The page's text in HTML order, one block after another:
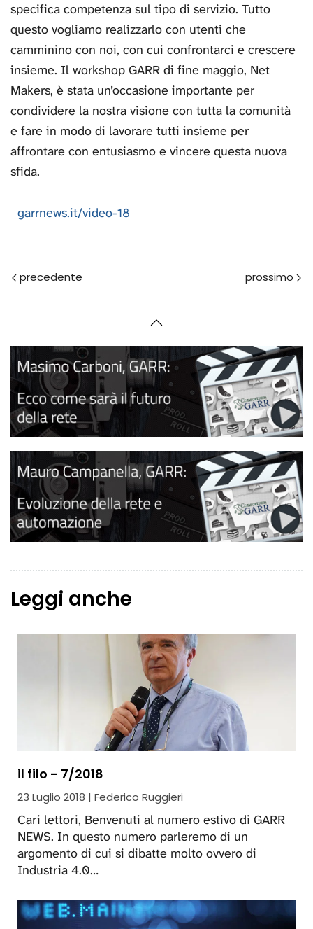
specifica competenza sul tipo di servizio. Tutto
questo vogliamo realizzarlo con utenti che
camminino con noi, con cui confrontarci e crescere
insieme. Il workshop GARR di fine maggio, Net
Makers, è stata un’occasione importante per
condividere la nostra visione con tutta la comunità
e fare in modo di lavorare tutti insieme per
affrontare con entusiasmo e vincere questa nuova
sfida.
garrnews.it/video-18
Leggi anche
il filo - 7/2018
23 Luglio 2018 | Federico Ruggieri
Cari lettori, Benvenuti al numero estivo di GARR
NEWS. In questo numero parleremo di un
argomento di cui si dibatte molto ovvero di
Industria 4.0…